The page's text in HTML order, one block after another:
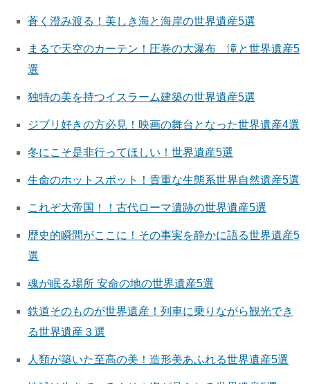
蒼く澄み渡る！美しき海と海岸の世界遺産5選
まるで天空のカーテン！圧巻の大瀑布 滝と世界遺産5
選
独特の美を持つイスラーム建築の世界遺産5選
ジブリ好きの方必見！映画の舞台となった世界遺産4選
冬にこそ是非行ってほしい！世界遺産5選
生命のホットスポット！貴重な生態系世界自然遺産5選
これぞ大帝国！！古代ローマ遺跡の世界遺産5選
歴史的瞬間がここに！その事実を静かに語る世界遺産5
選
魂が眠る場所 安命の地の世界遺産5選
鉄道そのものが世界遺産！列車に乗りながら観光でき
る世界遺産３選
人類が築いた至高の美！造形美あふれる世界遺産5選